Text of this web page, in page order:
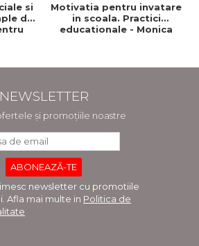
si
de
Motivatia pentru invatare
in scoala. Practici
educationale - Monica
NEWSLETTER
și promoțiile noastre
newsletter cu promotiile
Afla mai multe in Politica de